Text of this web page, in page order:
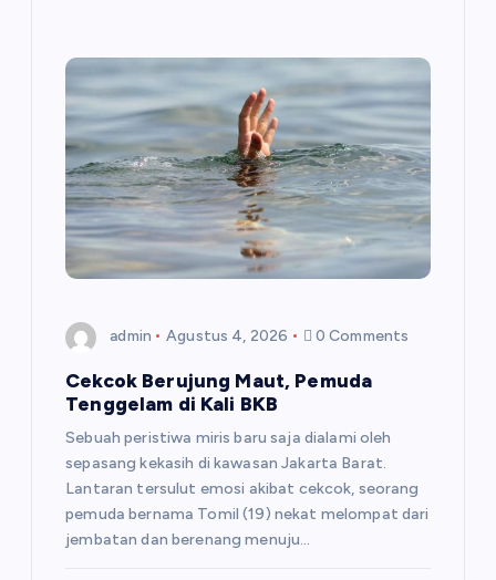
admin Agustus 4, 2026 0 Comments
Cekcok Berujung Maut, Pemuda
Tenggelam di Kali BKB
Sebuah peristiwa miris baru saja dialami oleh
sepasang kekasih di kawasan Jakarta Barat.
Lantaran tersulut emosi akibat cekcok, seorang
pemuda bernama Tomil (19) nekat melompat dari
jembatan dan berenang menuju…